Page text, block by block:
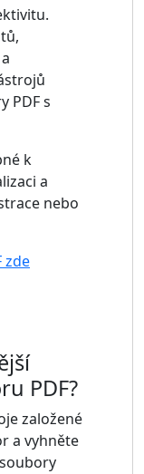
PDF s
k
a
nebo
zde
PDF?
založené
a vyhněte